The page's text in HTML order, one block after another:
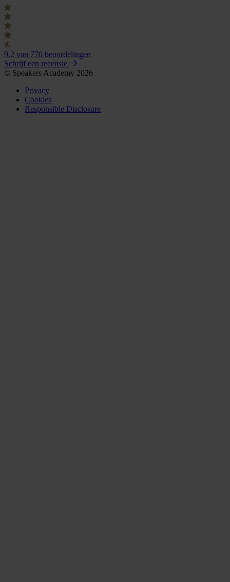
9.2 van 770 beoordelingen
Schrijf een recensie
© Speakers Academy 2026
Privacy
Cookies
Responsible Disclosure